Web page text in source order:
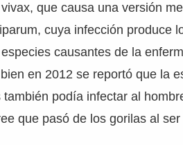
que causa una versión
cuya infección produce
causantes de la
en 2012 se reportó que la
también podía infectar al
que pasó de los gorilas al